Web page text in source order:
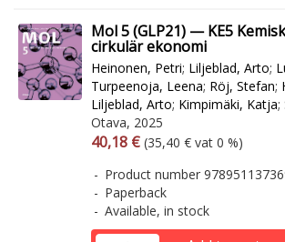
Mol 5 (GLP21) — KE5
cirkulär ekonomi
Heinonen, Petri; Liljeblad, Arto;
Turpeenoja, Leena; Röj, Stefan;
Liljeblad, Arto; Kimpimäki, Katja;
Otava, 2025
Arvonlisäverollinen hinta
40,18 € Excl. vat
(35,40 € vat 0 %)
Product number
Paperback
Available, in stock